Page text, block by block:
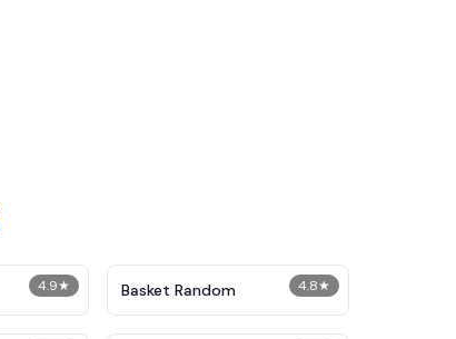
4.9★ 4.8★
Basket Random